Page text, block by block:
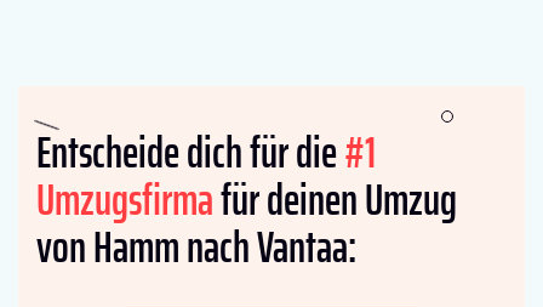
Entscheide dich für die#1
Umzugsfirmafür deinen Umzug
von Hamm nach Vantaa: